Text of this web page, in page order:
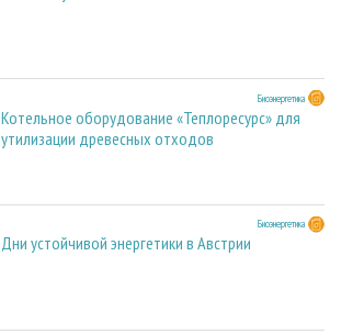
Биоэнергетика
Котельное оборудование «Теплоресурс» для
утилизации древесных отходов
Биоэнергетика
Дни устойчивой энергетики в Австрии